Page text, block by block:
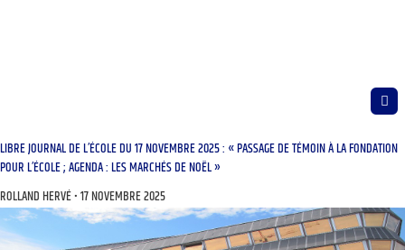
LIBRE JOURNAL DE L’ÉCOLE DU 17 NOVEMBRE 2025 : « PASSAGE DE TÉMOIN À LA FONDATION
POUR L’ÉCOLE ; AGENDA : LES MARCHÉS DE NOËL »
ROLLAND HERVÉ 17 NOVEMBRE 2025